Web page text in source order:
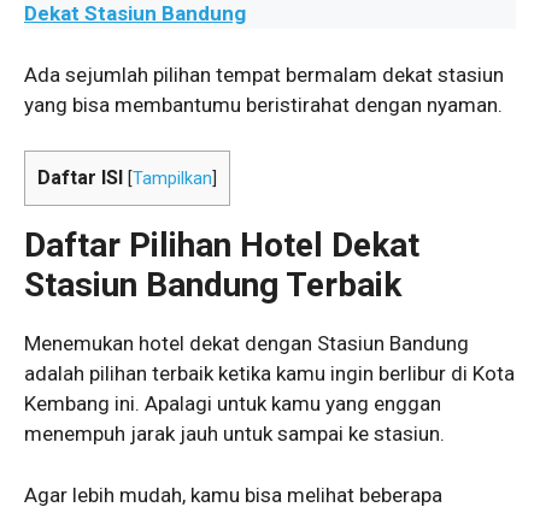
Dekat Stasiun Bandung
Ada sejumlah pilihan tempat bermalam dekat stasiun
yang bisa membantumu beristirahat dengan nyaman.
Daftar ISI [Tampilkan
Daftar Pilihan Hotel Dekat
Stasiun Bandung Terbaik
Menemukan hotel dekat dengan Stasiun Bandung
adalah pilihan terbaik ketika kamu ingin berlibur di Kota
Kembang ini. Apalagi untuk kamu yang enggan
menempuh jarak jauh untuk sampai ke stasiun.
Agar lebih mudah, kamu bisa melihat beberapa